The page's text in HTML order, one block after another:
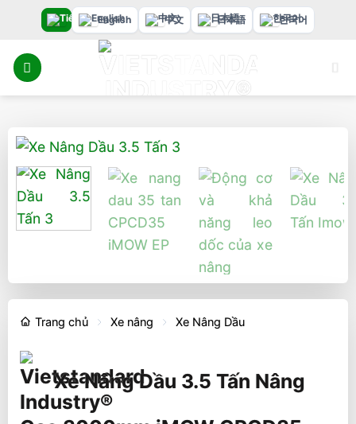
nội
dung
English 中文 日本語 한국어
Trang chủ Xe nâng Xe Nâng Dầu
Xe Nâng Dầu 3.5 Tấn Nâng